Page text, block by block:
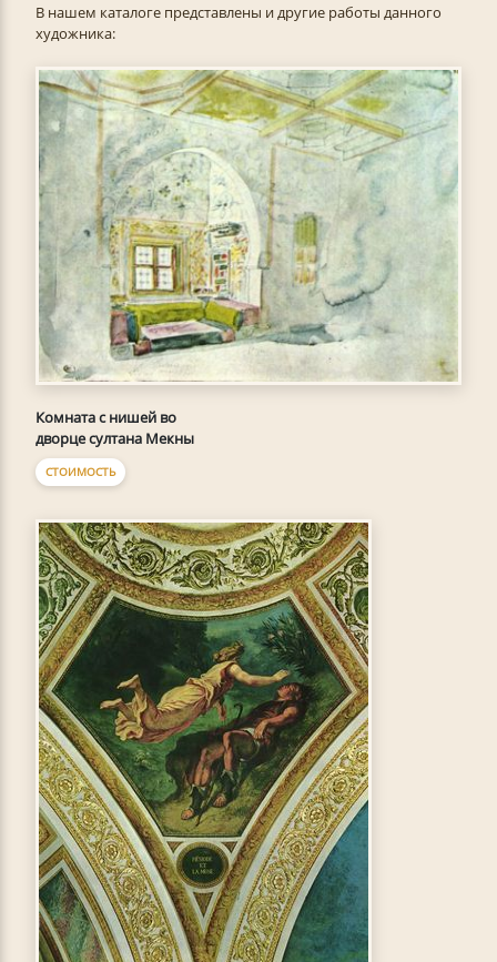
В нашем каталоге представлены и другие работы данного
художника:
Комната с нишей во
дворце султана Мекны
СТОИМОСТЬ